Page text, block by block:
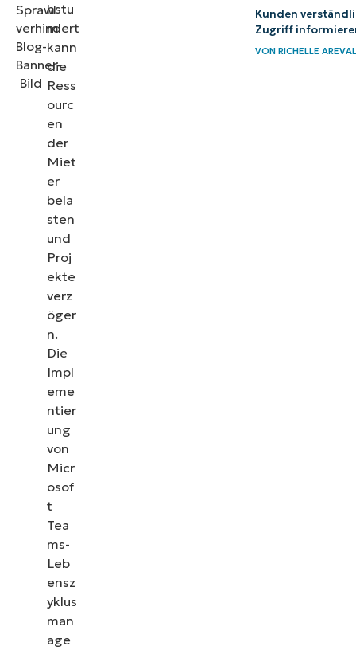
hstu
m
kann
die
Ress
ourc
en
der
Miet
er
bela
sten
und
Proj
ekte
verz
öger
n.
Die
Impl
eme
ntier
ung
von
Micr
osof
t
Tea
ms-
Leb
ensz
yklus
man
age
Kunden
Zugriff
VON RICHELLE